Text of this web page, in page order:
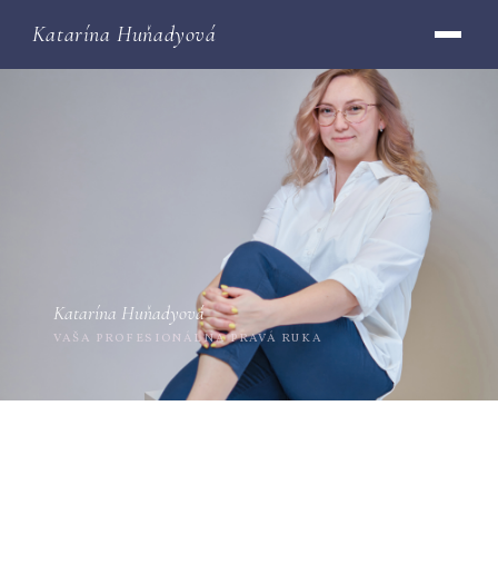
Katarína Huňadyová
Katarína Huňadyová
VAŠA PROFESIONÁLNA PRAVÁ RUKA